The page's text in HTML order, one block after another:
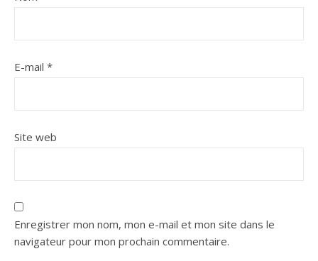
E-mail *
Site web
Enregistrer mon nom, mon e-mail et mon site dans le
navigateur pour mon prochain commentaire.